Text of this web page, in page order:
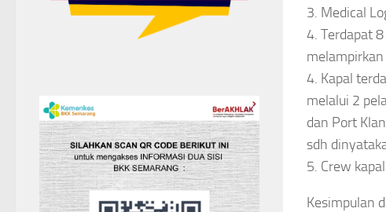
3. Medical
4. Terdapat
4. Kapal
melalui 2
dan Port
sdh
5. Crew
Kesimpulan